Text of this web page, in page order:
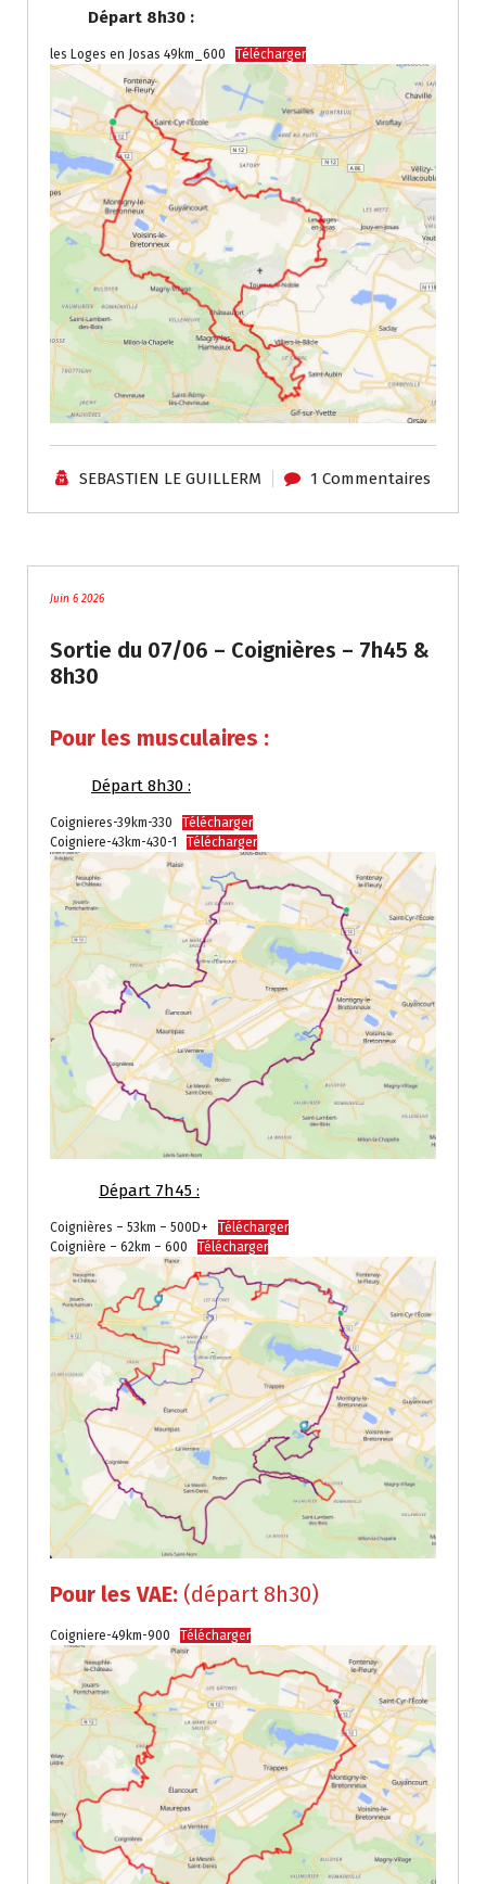
Départ 8h30 :
les Loges en Josas 49km_600 Télécharger
SEBASTIEN LE GUILLERM 1 Commentaires
Juin 6 2026
Sortie du 07/06 – Coignières – 7h45 &
8h30
Pour les musculaires :
Départ 8h30 :
Coignieres-39km-330
Télécharger
Coigniere-43km-430-1
Télécharger
Départ 7h45 :
Coignières – 53km – 500D+
Télécharger
Coignière – 62km – 600
Télécharger
Pour les VAE: (départ 8h30)
Coigniere-49km-900 Télécharger